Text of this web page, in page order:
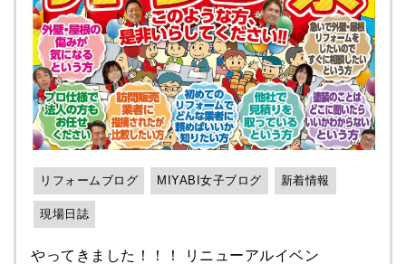
リフォームブログ MIYABI女子ブログ 新着情報
現場日誌
やってきました！！！ リニューアルイベン